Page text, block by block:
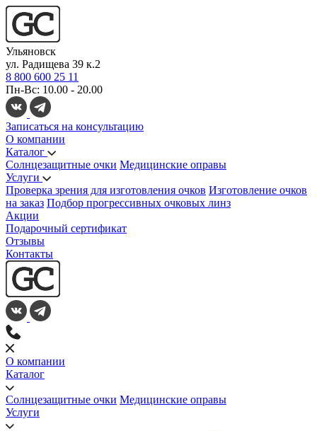
Ульяновск
ул. Радищева 39 к.2
8 800 600 25 11
Пн-Вс: 10.00 - 20.00
Записаться на консультацию
О компании
Каталог
Солнцезащитные очки Медицинские оправы
Услуги
Проверка зрения для изготовления очков Изготовление очков
на заказ Подбор прогрессивных очковых линз
Акции
Подарочный сертификат
Отзывы
Контакты
О компании
Каталог
Солнцезащитные очки Медицинские оправы
Услуги